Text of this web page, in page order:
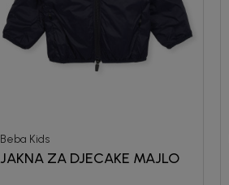
Beba Kids
JAKNA ZA DJECAKE MAJLO